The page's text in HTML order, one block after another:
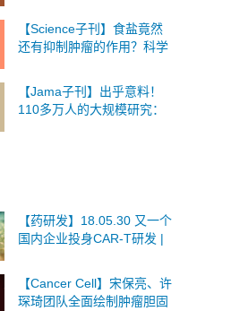
最接近的冠状病毒，匹配度
达96.8%！
【Science子刊】食盐竟然
还有抑制肿瘤的作用？科学
想不到的发现！
【Jama子刊】出乎意料！
110多万人的大规模研究：
【药研发】18.05.30 又一个
国内企业投身CAR-T研发 |
PD-(L)1抗体的两项...
【Cancer Cell】宋保亮、许
琛琦团队全面绘制肿瘤胆固